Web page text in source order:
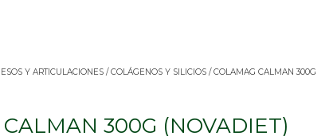
Y ARTICULACIONES/COLÁGENOS Y SILICIOS/ COLAMAG CALMAN 300G
300G (NOVADIET)